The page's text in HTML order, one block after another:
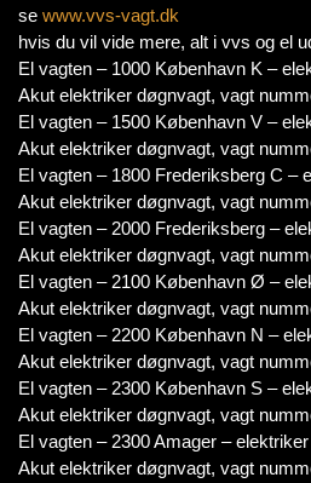
se www.vvs-vagt.dk
hvis du vil vide mere, alt i vvs og el
El vagten – 1000 København K –
Akut elektriker døgnvagt, vagt
El vagten – 1500 København V –
Akut elektriker døgnvagt, vagt
El vagten – 1800 Frederiksberg C –
Akut elektriker døgnvagt, vagt
El vagten – 2000 Frederiksberg –
Akut elektriker døgnvagt, vagt
El vagten – 2100 København Ø –
Akut elektriker døgnvagt, vagt
El vagten – 2200 København N –
Akut elektriker døgnvagt, vagt
El vagten – 2300 København S –
Akut elektriker døgnvagt, vagt
El vagten – 2300 Amager –
Akut elektriker døgnvagt, vagt